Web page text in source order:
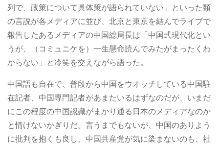
列で、政策について具体策が語られていない」といった類
の言説が各メディアに並び、北京と東京を結んでライブで
報告したあるメディアの中国総局長は「中国式現代化とい
うが、（コミュニケを）一生懸命読んでみたがまったくわ
からない」と冷笑を交えながら語った。
中国語も自在で、普段から中国をウオッチしている中国駐
在記者、中国専門記者があまたいるはずなのだが、いまだ
にこの程度の中国認識がまかり通る日本のメディアなのか
と情けないかぎりだ。言うまでもないが、中国のありよう
に批判を抱くも良し、中国共産党が気に染まないのも、社